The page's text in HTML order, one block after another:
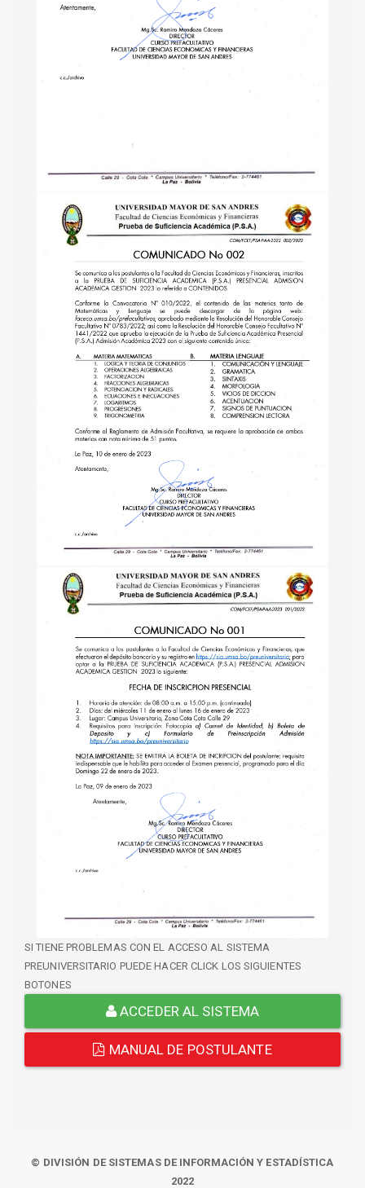
SI TIENE PROBLEMAS CON EL ACCESO AL SISTEMA
PREUNIVERSITARIO PUEDE HACER CLICK LOS SIGUIENTES
BOTONES
ACCEDER AL SISTEMA
MANUAL DE POSTULANTE
© DIVISIÓN DE SISTEMAS DE INFORMACIÓN Y ESTADÍSTICA
2022